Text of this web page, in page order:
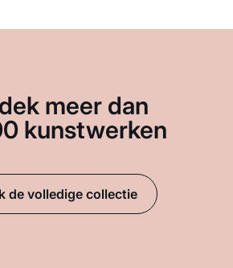
meer dan
kunstwerken
de volledige collectie